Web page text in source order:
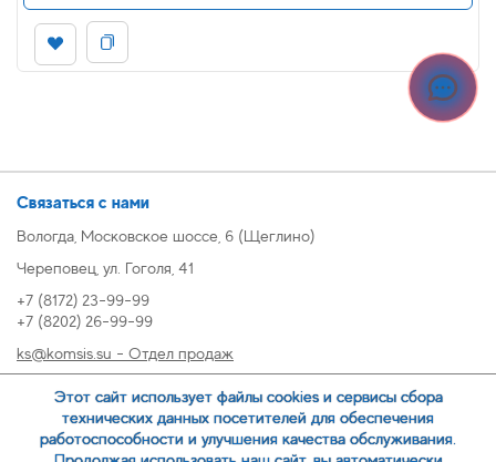
Связаться с нами
Вологда, Московское шоссе, 6 (Щеглино)
Череповец, ул. Гоголя, 41
+7 (8172) 23-99-99
+7 (8202) 26-99-99
ks@komsis.su - Отдел продаж
oz@komsis.su - Отдел закупок
Этот сайт использует файлы cookies и сервисы сбора
технических данных посетителей для обеспечения
работоспособности и улучшения качества обслуживания.